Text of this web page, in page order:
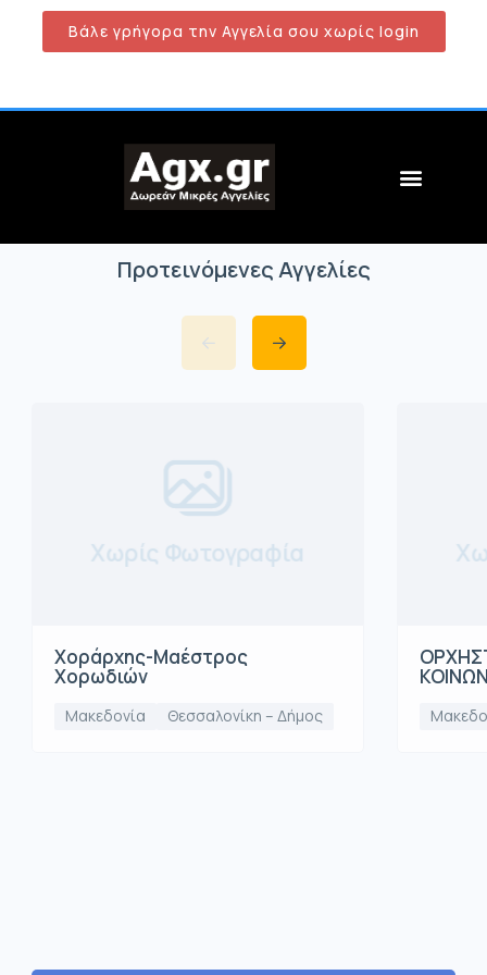
Βάλε γρήγορα την Αγγελία σου χωρίς login
Προτεινόμενες Αγγελίες
Χωρίς Φωτογραφία
Χοράρχης-Μαέστρος
Χορωδιών
Μακεδονία Θεσσαλονίκη – Δήμος